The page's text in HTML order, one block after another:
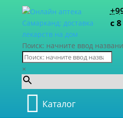
с
Поиск: начните ввод
×
Каталог